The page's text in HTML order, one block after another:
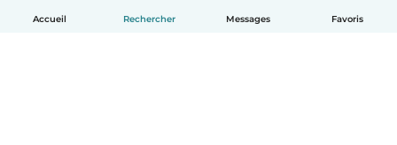
Accueil Rechercher Messages Favoris